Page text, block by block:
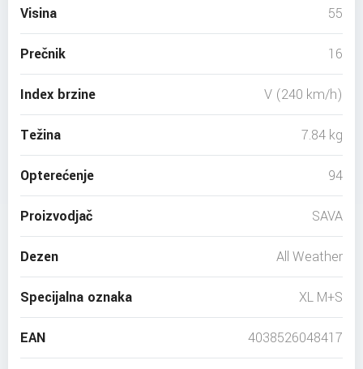
Visina 55
Prečnik 16
Index brzine V (240 km/h)
Težina 7.84 kg
Opterećenje 94
Proizvodjač SAVA
Dezen All Weather
Specijalna oznaka XL M+S
EAN 4038526048417